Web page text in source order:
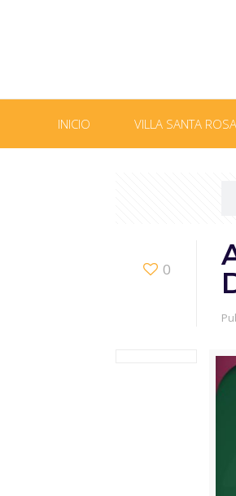
INICIO VILLA SANTA ROSA
0